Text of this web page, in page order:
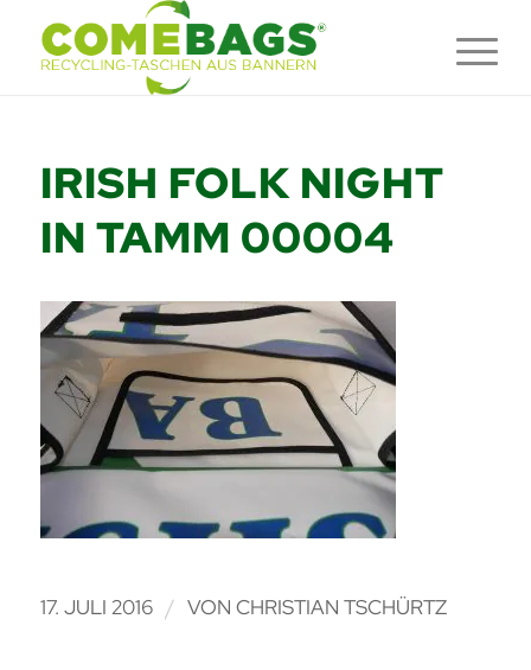
IRISH FOLK NIGHT
IN TAMM 00004
17. JULI 2016 / VON CHRISTIAN TSCHÜRTZ